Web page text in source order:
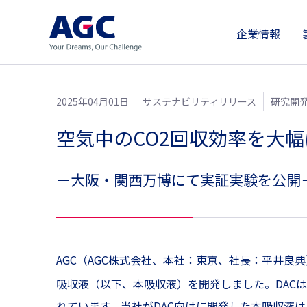
企業情報
2025年04月01日 サステナビリティリリース 研究開
空気中のCO2回収効率を大
－大阪・関西万博にて実証実験を公開
AGC（AGC株式会社、本社：東京、社長：平井良
吸収液（以下、本吸収液）を開発しました。DAC